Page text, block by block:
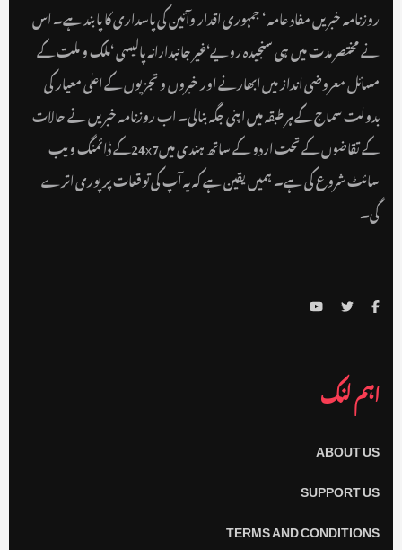
روزنامہ خبریں مفاد عامہ ‘ جمہوری اقدار وآئین کی پاسداری کا پابند ہے۔ اس
نے مختصر مدت میں ہی سنجیدہ رویے‘غیر جانبدارانہ پالیسی ‘ملک و ملت کے
مسائل معروضی انداز میں ابھارنے اور خبروں و تجزیوں کے اعلی معیار کی
بدولت سماج کے ہر طبقہ میں اپنی جگہ بنالی۔ اب روزنامہ خبریں نے حالات
کے تقاضوں کے تحت اردو کے ساتھ ہندی میں24x7کے ڈائمنگ ویب
سائٹ شروع کی ہے۔ ہمیں یقین ہے کہ یہ آپ کی توقعات پر پوری اترے
گی۔
اہم لنک
ABOUT US
SUPPORT US
TERMS AND CONDITIONS